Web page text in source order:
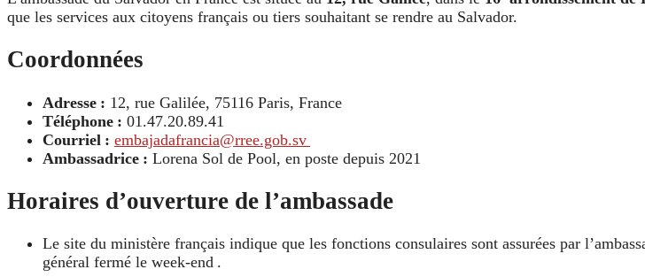
que les services aux citoyens français ou tiers souhaitant se rendre au Salvador.
Coordonnées
Adresse : 12, rue Galilée, 75116 Paris, France
Téléphone : 01.47.20.89.41
Courriel : embajadafrancia@rree.gob.sv
Ambassadrice : Lorena Sol de Pool, en poste depuis 2021
Horaires d’ouverture de l’ambassade
Le site du ministère français indique que les fonctions consulaires sont assurées par
général fermé le week-end .